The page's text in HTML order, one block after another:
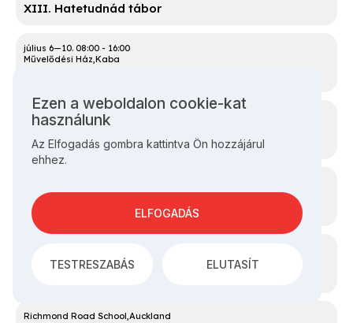
XIII. Hatetudnád tábor
08:00 - 16:00
Művelődési Ház Kaba
10:00-20:00
Gébárti Alkotóház Zalaegerszeg
X. Népzenei tábor
Túrú Tanya Horgos
XIV. Talentum Gyermek és Ifjúsági néptánctábor
CycloCamp Székelykeve
Richmond Road School Auckland
Személyes
adatok
és
cookie-
használata
Ezen a weboldalon cookie-kat
használunk
Az Elfogadás gombra kattintva Ön hozzájárul
ehhez.
TESTRESZABÁS ELUTASÍT
ELFOGADÁS